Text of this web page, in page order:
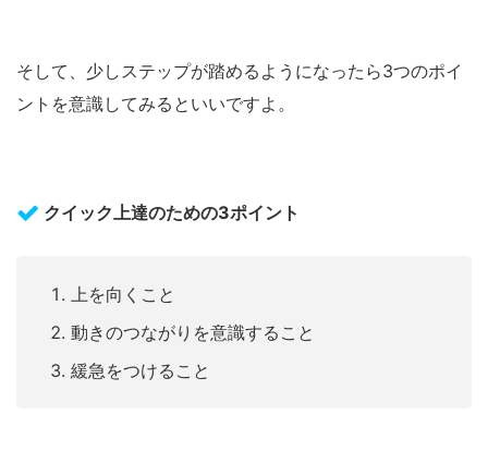
そして、少しステップが踏めるようになったら3つのポイ
ントを意識してみるといいですよ。
クイック上達のための3ポイント
上を向くこと
動きのつながりを意識すること
緩急をつけること